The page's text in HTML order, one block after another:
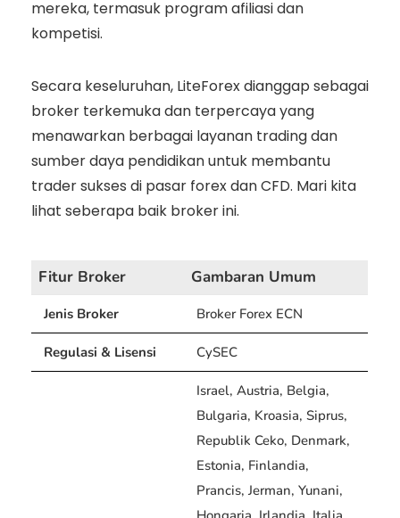
mereka, termasuk program afiliasi dan
kompetisi.
Secara keseluruhan, LiteForex dianggap sebagai
broker terkemuka dan terpercaya yang
menawarkan berbagai layanan trading dan
sumber daya pendidikan untuk membantu
trader sukses di pasar forex dan CFD. Mari kita
lihat seberapa baik broker ini.
Fitur Broker Gambaran Umum
Jenis Broker Broker Forex ECN
Regulasi & Lisensi CySEC
Israel, Austria, Belgia,
Bulgaria, Kroasia, Siprus,
Republik Ceko, Denmark,
Estonia, Finlandia,
Prancis, Jerman, Yunani,